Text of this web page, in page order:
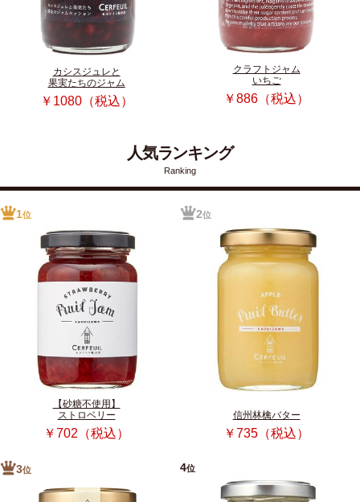
カシスジュレと
果実たちのジャム
￥1080（税込）
クラフトジャム
いちご
￥886（税込）
人気ランキング
Ranking
1位
【砂糖不使用】
ストロベリー
￥702（税込）
2位
信州林檎バター
￥735（税込）
3位 4位